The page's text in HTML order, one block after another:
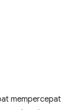
mempercepat